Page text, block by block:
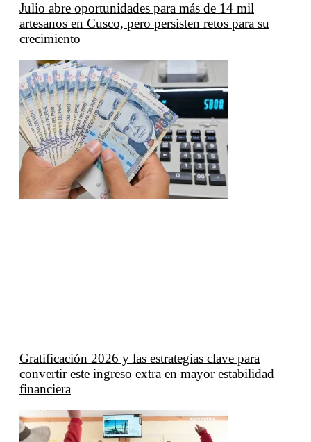
Julio abre oportunidades para más de 14 mil
artesanos en Cusco, pero persisten retos para su
crecimiento
Gratificación 2026 y las estrategias clave para
convertir este ingreso extra en mayor estabilidad
financiera